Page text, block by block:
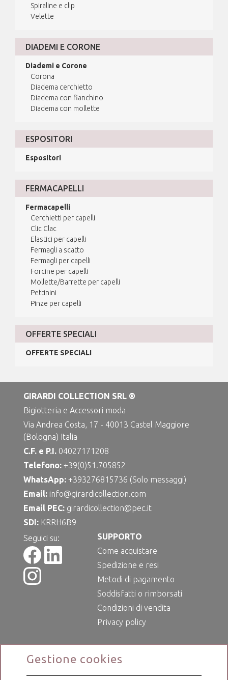
Spiraline e clip
Velette
DIADEMI E CORONE
Diademi e Corone
Corona
Diadema cerchietto
Diadema con fianchino
Diadema con mollette
ESPOSITORI
Espositori
FERMACAPELLI
Fermacapelli
Cerchietti per capelli
Clic Clac
Elastici per capelli
Fermagli a scatto
Fermagli per capelli
Forcine per capelli
Mollette/Barrette per capelli
Pettinini
Pinze per capelli
OFFERTE SPECIALI
OFFERTE SPECIALI
GIRARDI COLLECTION SRL ®
Bigiotteria e Accessori moda
Via Andrea Costa, 17 - 40013 Castel Maggiore
(Bologna) Italia
C.F. e P.I. 04027171208
Telefono:+39(0)51.705852
WhatsApp: +393276815736 (Solo messaggi)
Email: info@girardicollection.com
Email PEC: girardicollection@pec.it
SDI: KRRH6B9
Seguici su:
SUPPORTO
Come acquistare
Spedizione e resi
Metodi di pagamento
Soddisfatti o rimborsati
Condizioni di vendita
Privacy policy
Gestione cookies